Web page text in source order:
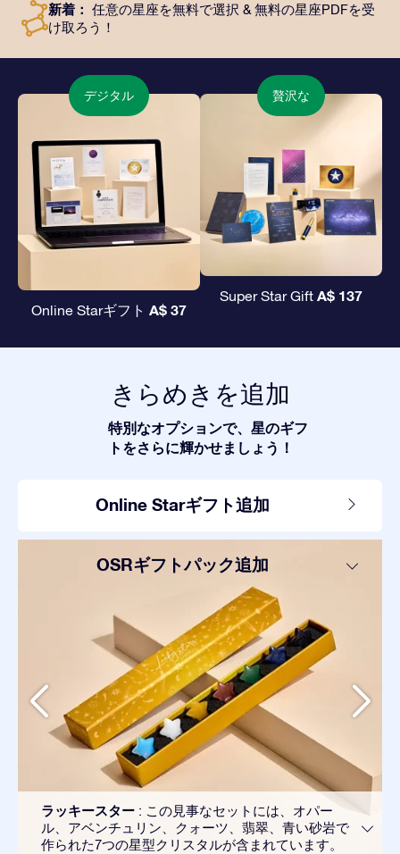
新着： 任意の星座を無料で選択 & 無料の星座PDFを受
け取ろう！
デジタル
Online Starギフト A$ 37
贅沢な
Super Star Gift A$ 137
きらめきを追加
特別なオプションで、星のギフ
トをさらに輝かせましょう！
Online Starギフト追加
OSRギフトパック追加
ラッキースター : この見事なセットには、オパー
ル、アベンチュリン、クォーツ、翡翠、青い砂岩で
作られた7つの星型クリスタルが含まれています。